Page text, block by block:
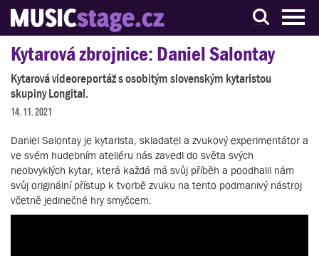
S muzikanty pro muzikanty
Kytarová zbrojnice: Daniel Salontay
Kytarová videoreportáž s osobitým slovenským kytaristou
skupiny Longital.
14. 11. 2021
Daniel Salontay je kytarista, skladatel a zvukový experimentátor a
ve svém hudebním ateliéru nás zavedl do světa svých
neobvyklých kytar, která každá má svůj příběh a poodhalil nám
svůj originální přístup k tvorbě zvuku na tento podmanivý nástroj
včetně jedinečné hry smyčcem.